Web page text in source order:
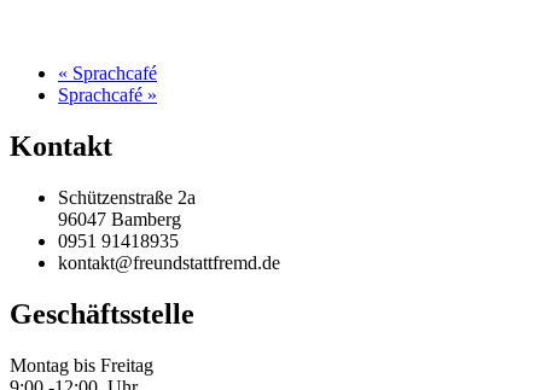
« Sprachcafé
Sprachcafé »
Kontakt
Schützenstraße 2a
96047 Bamberg
0951 91418935
kontakt@freundstattfremd.de
Geschäftsstelle
Montag bis Freitag